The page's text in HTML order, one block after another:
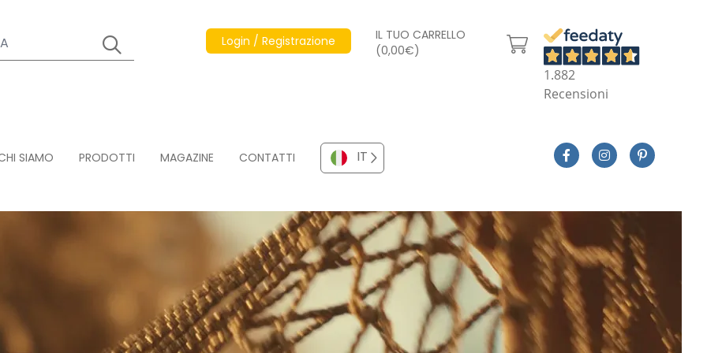
Login / Registrazione
IL TUO CARRELLO
(0,00€)
1.882
Recensioni
SIAMO PRODOTTI MAGAZINE CONTATTI IT